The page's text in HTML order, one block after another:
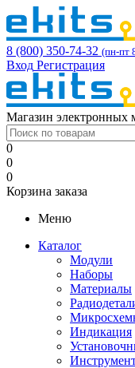
8 (800) 350-74-32 (пн-пт
Вход Регистрация
Магазин электронных
0
0
0
Корзина заказа
Меню
Каталог
Модули
Наборы
Материалы
Индикация